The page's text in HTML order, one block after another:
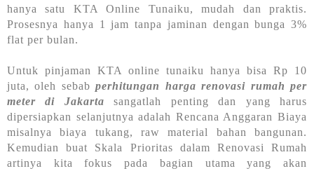
hanya satu KTA Online Tunaiku, mudah dan praktis.
Prosesnya hanya 1 jam tanpa jaminan dengan bunga 3%
flat per bulan.
Untuk pinjaman KTA online tunaiku hanya bisa Rp 10
juta, oleh sebabperhitungan harga renovasi rumah per
meter di Jakarta sangatlah penting dan yang harus
dipersiapkan selanjutnya adalah Rencana Anggaran Biaya
misalnya biaya tukang, raw material bahan bangunan.
Kemudian buat Skala Prioritas dalam Renovasi Rumah
artinya kita fokus pada bagian utama yang akan